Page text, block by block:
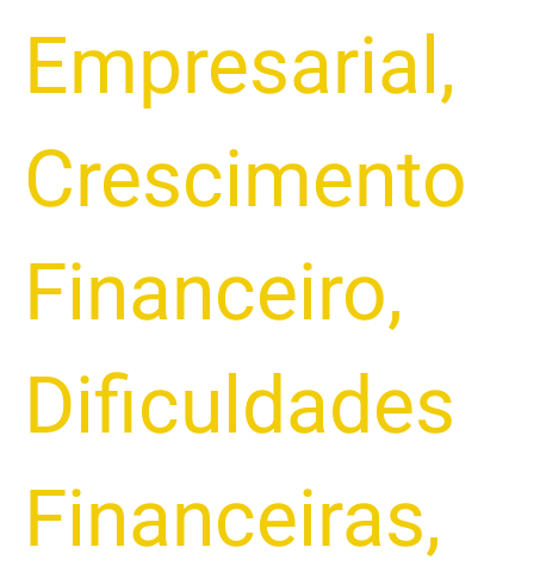
Empresarial ,
Crescimento
Financeiro,
Dificuldades
Financeiras,